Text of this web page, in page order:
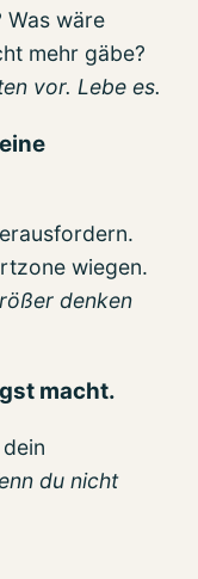
Was wäre
mehr gäbe?
vor. Lebe es.
wiegen.
denken
macht.
du nicht